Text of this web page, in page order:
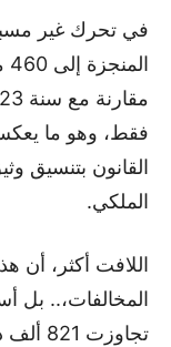
في تحرك غير
فقط، وهو ما
القانون بتنسيق
الملكي.
اللافت أكثر، أن
المخالفات،.. بل